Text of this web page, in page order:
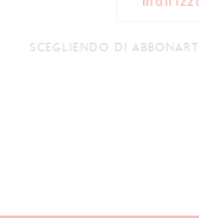
SCEGLIENDO DI